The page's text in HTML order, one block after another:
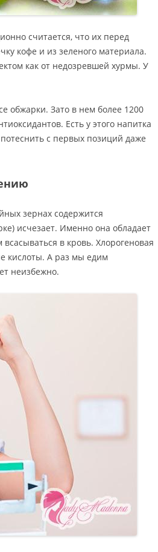
считается, что их перед
кофе и из зеленого материала.
как от недозревшей хурмы. У
обжарки. Зато в нем более 1200
Есть у этого напитка
с первых позиций даже
зернах содержится
исчезает. Именно она обладает
в кровь. Хлорогеновая
кислоты. А раз мы едим
неизбежно.